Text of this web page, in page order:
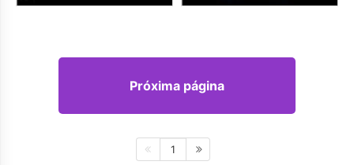
Próxima página
1